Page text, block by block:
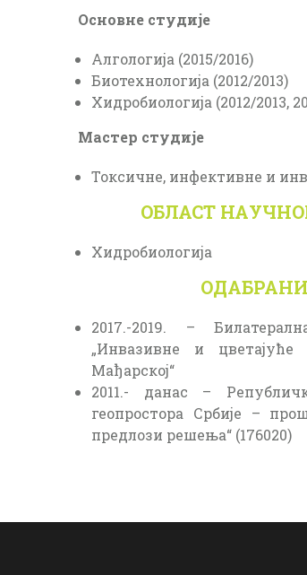
Основне студије
Алгологија (2015/2016)
Биотехнологија (2012/2013)
Хидробиологија (2012/2013,
Мастер студије
Токсичне, инфективне и
ОБЛАСТ
Хидробиологија
2017.-2019. –
„Инвазивне и цветајуће
Мађарској“
2011.- данас –
геопростора Србије –
предлози решења“ (176020)